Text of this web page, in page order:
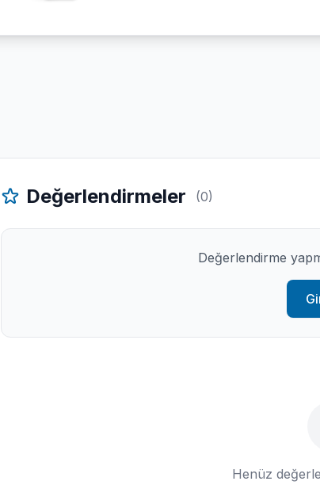
Değerlendirmeler (0)
Değerlendirme
Henüz